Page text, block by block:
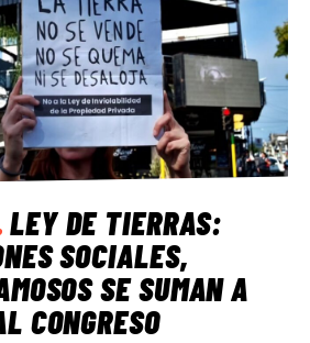
LEY DE TIERRAS:
SOCIALES,
SE SUMAN A
CONGRESO